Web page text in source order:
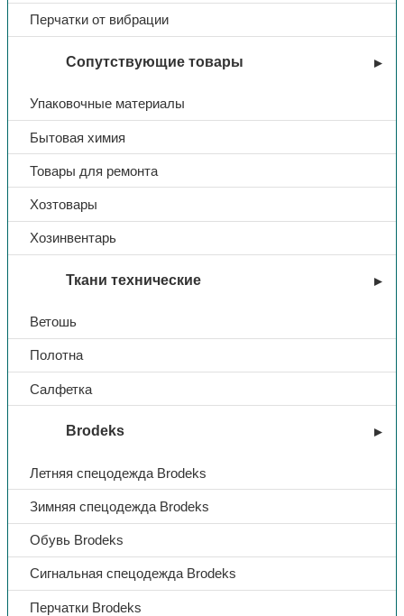
Перчатки от вибрации
Сопутствующие товары
Упаковочные материалы
Бытовая химия
Товары для ремонта
Хозтовары
Хозинвентарь
Ткани технические
Ветошь
Полотна
Салфетка
Brodeks
Летняя спецодежда Brodeks
Зимняя спецодежда Brodeks
Обувь Brodeks
Сигнальная спецодежда Brodeks
Перчатки Brodeks